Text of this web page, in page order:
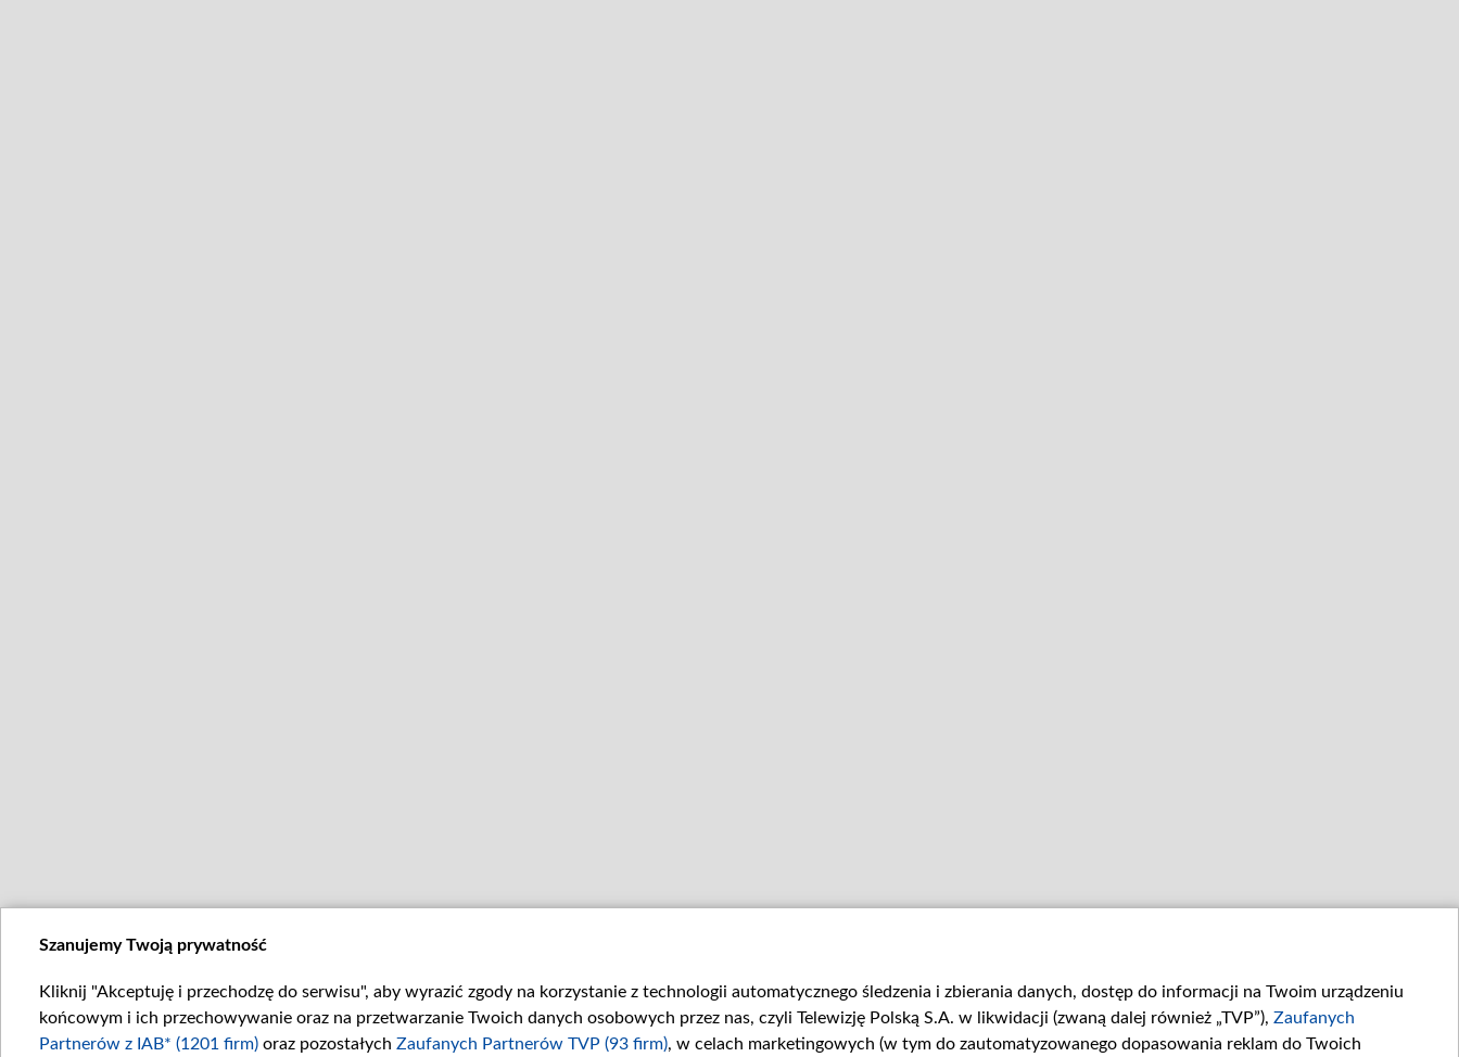
Szanujemy Twoją prywatność
Kliknij "Akceptuję i przechodzę do serwisu", aby wyrazić zgody na korzystanie z technologii automatycznego śledzenia i zbierania danych, dostęp do informacji na Twoim urządzeniu
końcowym i ich przechowywanie oraz na przetwarzanie Twoich danych osobowych przez nas, czyli Telewizję Polską S.A. w likwidacji (zwaną dalej również „TVP”), Zaufanych
Partnerów z IAB* (1201 firm) oraz pozostałych Zaufanych Partnerów TVP (93 firm), w celach marketingowych (w tym do zautomatyzowanego dopasowania reklam do Twoich